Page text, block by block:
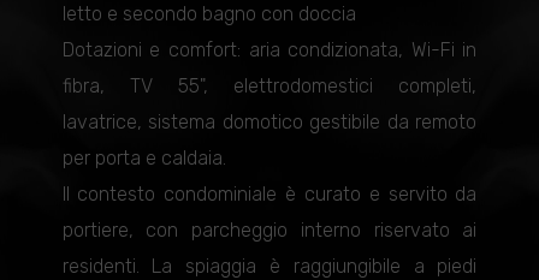
letto e secondo bagno con doccia
Dotazioni e comfort: aria condizionata, Wi-Fi in
fibra, TV 55", elettrodomestici completi,
lavatrice, sistema domotico gestibile da remoto
per porta e caldaia.
Il contesto condominiale è curato e servito da
portiere, con parcheggio interno riservato ai
residenti. La spiaggia è raggiungibile a piedi